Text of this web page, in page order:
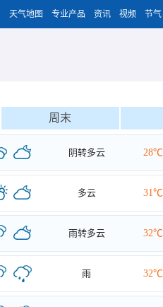
天气地图 专业产品 资讯 视频 节气
周末
阴转多云 28℃
多云 31℃
雨转多云 32℃
雨 32℃